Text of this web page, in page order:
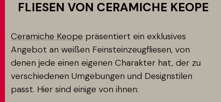
LIESEN VON CERAMICHE KEOPE
Ceramiche Keope präsentiert ein exklusives
Angebot an weißen Feinsteinzeugfliesen, von
denen jede einen eigenen Charakter hat, der zu
verschiedenen Umgebungen und Designstilen
passt. Hier sind einige von ihnen: